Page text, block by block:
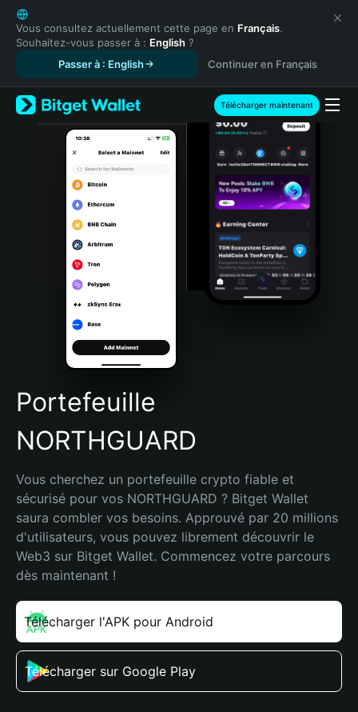
English
日本語
Tiếng Việt
Español (Latinoamérica)
Türkçe
Italiano
Português (Portugal)
Bahasa Indonesia
Português (Brasil)
Español (Argentina)
Vous consultez actuellement cette page en Français.
Souhaitez-vous passer à : English ?
Passer à : English
Continuer en Français
Télécharger maintenant
Portefeuille
NORTHGUARD
Vous cherchez un portefeuille crypto fiable et
sécurisé pour vos NORTHGUARD ? Bitget Wallet
saura combler vos besoins. Approuvé par 20 millions
d'utilisateurs, vous pouvez librement découvrir le
Web3 sur Bitget Wallet. Commencez votre parcours
dès maintenant !
Télécharger l'APK pour Android
Télécharger sur Google Play